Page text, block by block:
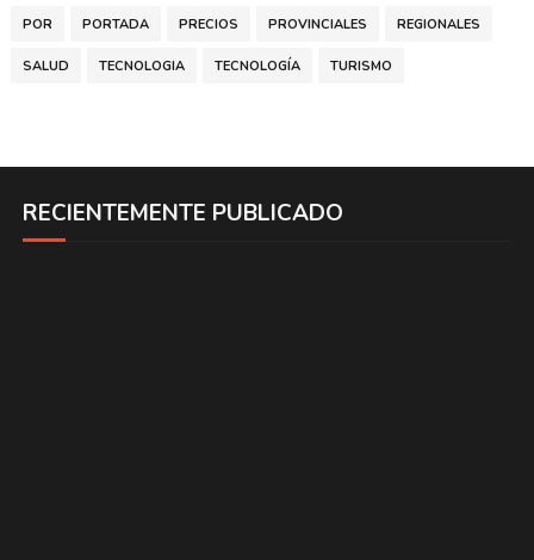
POR PORTADA PRECIOS PROVINCIALES REGIONALES
SALUD TECNOLOGIA TECNOLOGÍA TURISMO
RECIENTEMENTE PUBLICADO